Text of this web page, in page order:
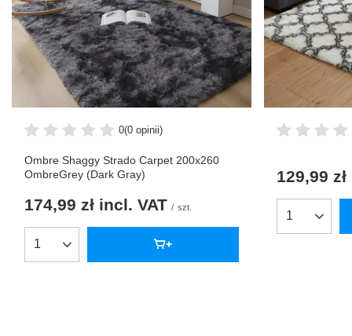
0(0 opinii)
Ombre Shaggy Strado Carpet 200x260
OmbreGrey (Dark Gray)
174,99 zł incl. VAT / szt.
Products quantity
129,99 zł
Products